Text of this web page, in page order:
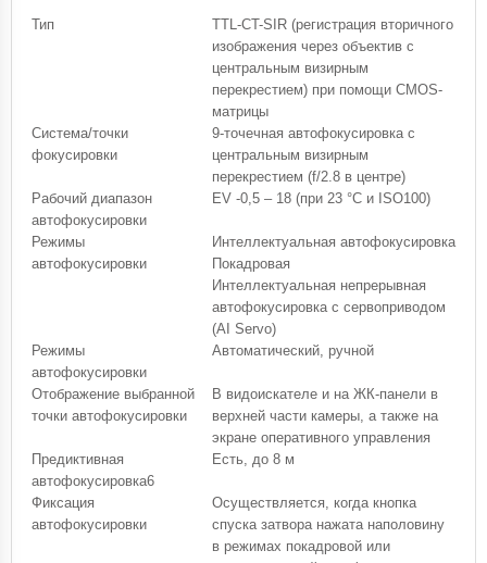
Тип
TTL-CT-SIR (регистрация вторичного
изображения через объектив с
центральным визирным
перекрестием) при помощи CMOS-
матрицы
Система/точки
фокусировки
9-точечная автофокусировка с
центральным визирным
перекрестием (f/2.8 в центре)
Рабочий диапазон
автофокусировки
EV -0,5 – 18 (при 23 °C и ISO100)
Режимы
автофокусировки
Интеллектуальная автофокусировка
Покадровая
Интеллектуальная непрерывная
автофокусировка с сервоприводом
(AI Servo)
Режимы
автофокусировки
Автоматический, ручной
Отображение выбранной
точки автофокусировки
В видоискателе и на ЖК-панели в
верхней части камеры, а также на
экране оперативного управления
Предиктивная
автофокусировка6
Есть, до 8 м
Фиксация
автофокусировки
Осуществляется, когда кнопка
спуска затвора нажата наполовину
в режимах покадровой или